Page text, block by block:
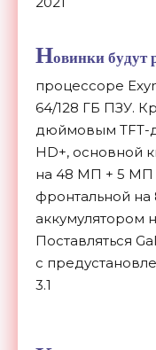
Новинки будут
процессоре
64/128 ГБ ПЗУ.
дюймовым TFT-
HD+, основной
на 48 МП + 5 МП
фронтальной
аккумулятором
Поставляться
с
3.1